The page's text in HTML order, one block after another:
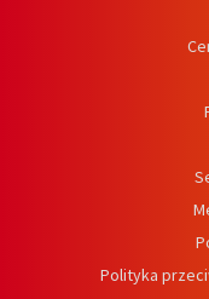
Polityka